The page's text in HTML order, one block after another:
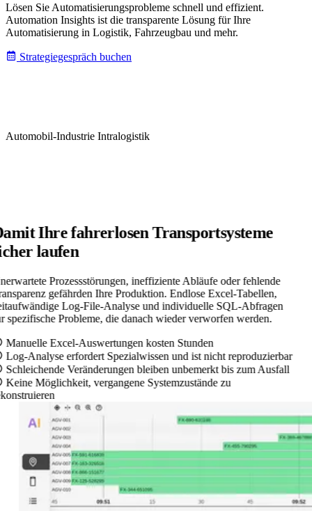
Lösen Sie Automatisierungsprobleme schnell und effizient.
Automation Insights ist die transparente Lösung für Ihre
Automatisierung in Logistik, Fahrzeugbau und mehr.
Strategiegespräch buchen
Automobil-Industrie Intralogistik
Ihre fahrerlosen Transportsysteme
laufen
Prozessstörungen, ineffiziente Abläufe oder fehlende
gefährden Ihre Produktion. Endlose Excel-Tabellen,
Log-File-Analyse und individuelle SQL-Abfragen
spezifische Probleme, die danach wieder verworfen werden.
Manuelle Excel-Auswertungen kosten Stunden
Log-Analyse erfordert Spezialwissen und ist nicht reproduzierbar
Schleichende Veränderungen bleiben unbemerkt bis zum Ausfall
Keine Möglichkeit, vergangene Systemzustände zu